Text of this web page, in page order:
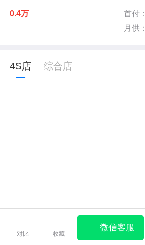
0.4万 首付：
月供：
4S店 综合店
对比 收藏
微信客服